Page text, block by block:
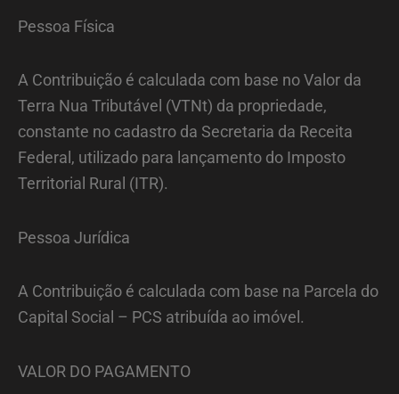
Pessoa Física
A Contribuição é calculada com base no Valor da
Terra Nua Tributável (VTNt) da propriedade,
constante no cadastro da Secretaria da Receita
Federal, utilizado para lançamento do Imposto
Territorial Rural (ITR).
Pessoa Jurídica
A Contribuição é calculada com base na Parcela do
Capital Social – PCS atribuída ao imóvel.
VALOR DO PAGAMENTO